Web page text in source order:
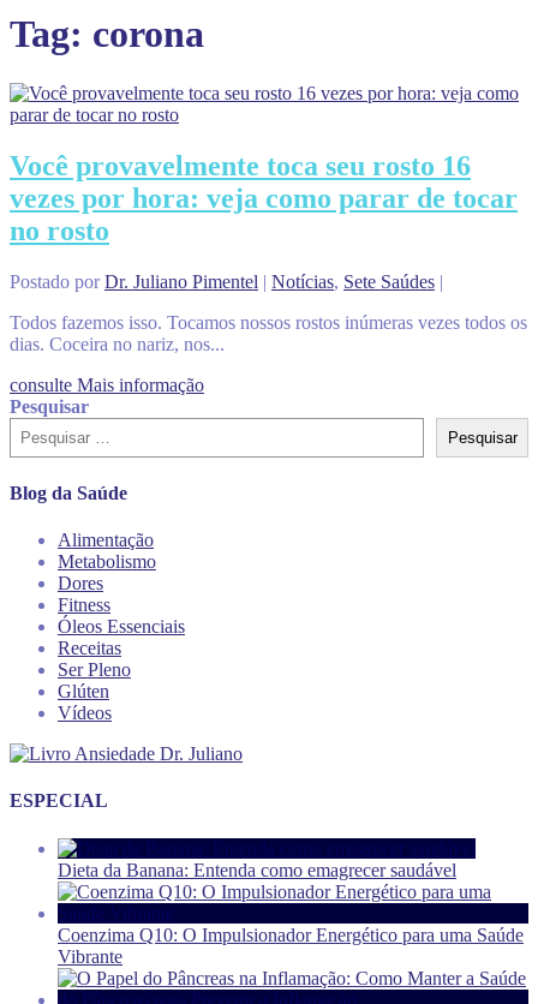
Tag: corona
Você provavelmente toca seu rosto 16
vezes por hora: veja como parar de tocar
no rosto
Postado porDr. Juliano Pimentel | Notícias, Sete Saúdes |
Todos fazemos isso. Tocamos nossos rostos inúmeras vezes todos os
dias. Coceira no nariz, nos...
consulte Mais informação
Pesquisar
Pesquisar
Blog da Saúde
Alimentação
Metabolismo
Dores
Fitness
Óleos Essenciais
Receitas
Ser Pleno
Glúten
Vídeos
ESPECIAL
Dieta da Banana: Entenda como emagrecer saudável
Coenzima Q10: O Impulsionador Energético para uma Saúde
Vibrante